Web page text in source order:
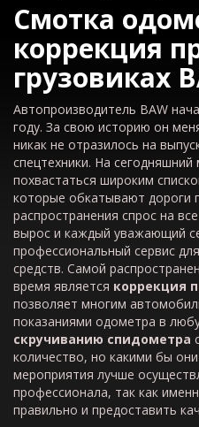
Смотка
коррекция
грузовиках
Автопроизводитель BAW
году. За свою историю он
никак не отразилось на
спецтехники. На
похвастаться широким
которые обкатывают дороги
распространения спрос на
вырос и каждый уважающий
профессиональный сервис
средств. Самой
время является коррекция
позволяет многим
показаниями одометра в
скручиванию спидометра
количество, но какими бы
мероприятия лучше
профессионала, так как
правильно и предоставить